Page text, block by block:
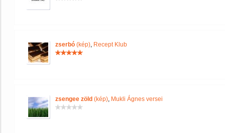
zserbó (kép), Recept Klub
zsengee zöld (kép), Mukli Ágnes versei